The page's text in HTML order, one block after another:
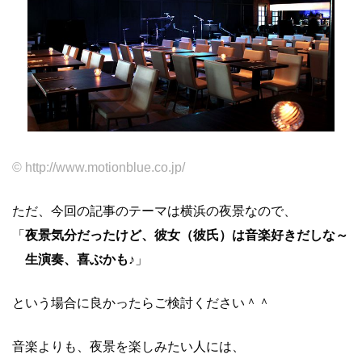
© http://www.motionblue.co.jp/
ただ、今回の記事のテーマは横浜の夜景なので、
「 夜景気分だったけど、彼女（彼氏）は音楽好きだしな～
生演奏、喜ぶかも♪ 」
という場合に良かったらご検討ください＾＾
音楽よりも、夜景を楽しみたい人には、